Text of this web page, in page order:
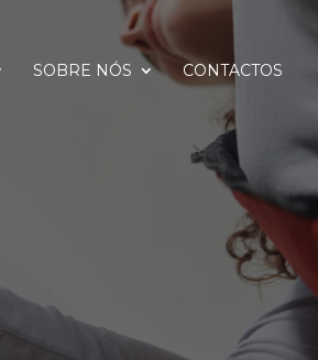
SOBRE NÓS CONTACTOS